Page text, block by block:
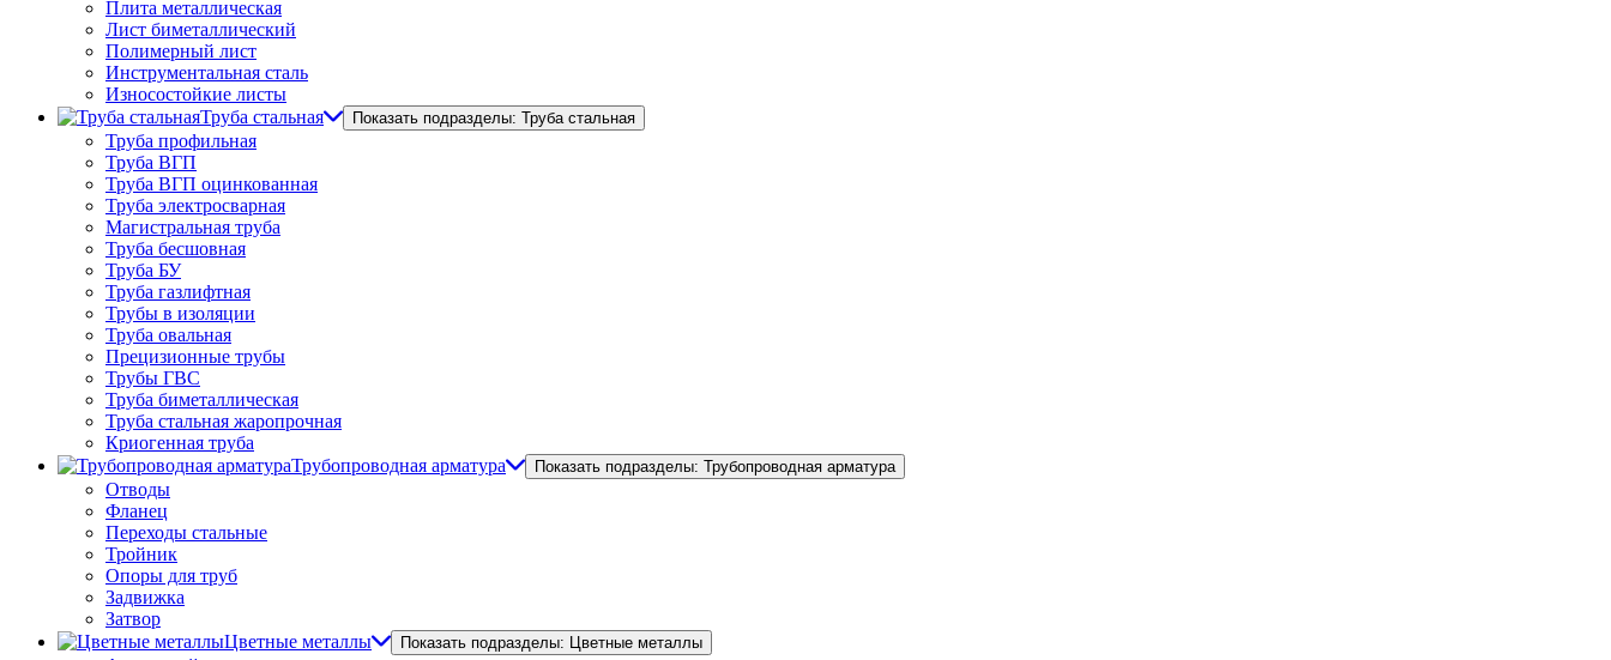
Плита металлическая
Лист биметаллический
Полимерный лист
Инструментальная сталь
Износостойкие листы
Труба стальная
Показать подразделы: Труба стальная
Труба профильная
Труба ВГП
Труба ВГП оцинкованная
Труба электросварная
Магистральная труба
Труба бесшовная
Труба БУ
Труба газлифтная
Трубы в изоляции
Труба овальная
Прецизионные трубы
Трубы ГВС
Труба биметаллическая
Труба стальная жаропрочная
Криогенная труба
Трубопроводная арматура
Показать подразделы: Трубопроводная арматура
Отводы
Фланец
Переходы стальные
Тройник
Опоры для труб
Задвижка
Затвор
Цветные металлы
Показать подразделы: Цветные металлы